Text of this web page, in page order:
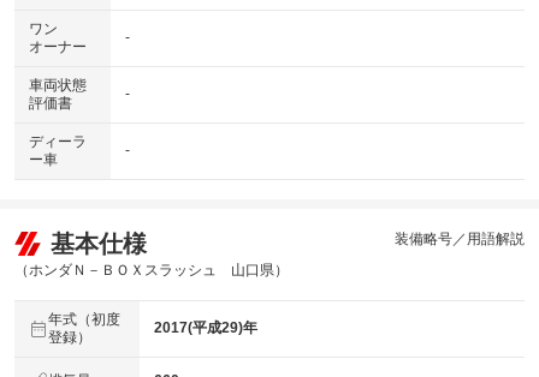
ワン
オーナー
-
車両状態
評価書
-
ディーラ
ー車
-
基本仕様
（ホンダＮ－ＢＯＸスラッシュ 山口県）
装備略号／用語解説
年式（初度
登録）
2017(平成29)年